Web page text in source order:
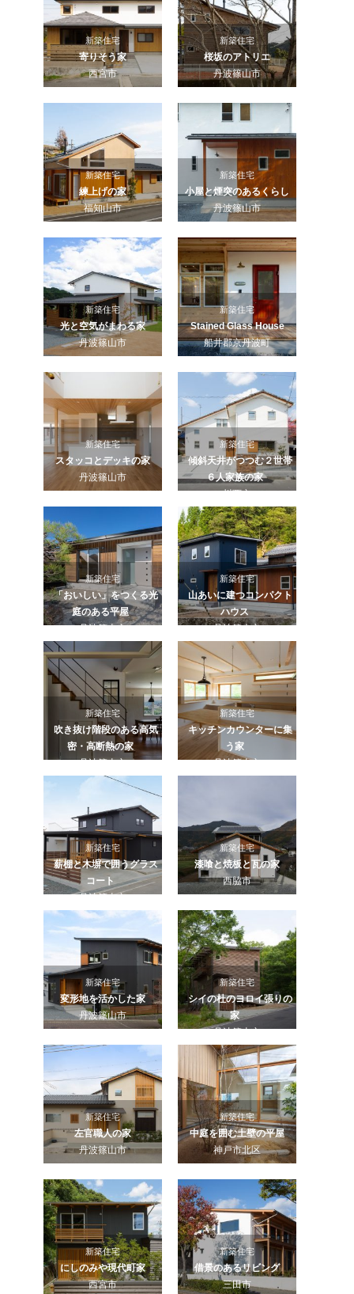
新築住宅
寄りそう家
西宮市
新築住宅
桜坂のアトリエ
丹波篠山市
新築住宅
練上げの家
福知山市
新築住宅
小屋と煙突のあるくらし
丹波篠山市
新築住宅
光と空気がまわる家
丹波篠山市
新築住宅
Stained Glass House
船井郡京丹波町
新築住宅
スタッコとデッキの家
丹波篠山市
新築住宅
傾斜天井がつつむ２世帯
６人家族の家
川西市
新築住宅
「おいしい」をつくる光
庭のある平屋
丹波篠山市
新築住宅
山あいに建つコンパクト
ハウス
丹波篠山市
新築住宅
吹き抜け階段のある高気
密・高断熱の家
丹波篠山市
新築住宅
キッチンカウンターに集
う家
丹波篠山市
新築住宅
薪棚と木塀で囲うグラス
コート
丹波篠山市
新築住宅
漆喰と焼板と瓦の家
西脇市
新築住宅
変形地を活かした家
丹波篠山市
新築住宅
シイの杜のヨロイ張りの
家
丹波篠山市
新築住宅
左官職人の家
丹波篠山市
新築住宅
中庭を囲む土壁の平屋
神戸市北区
新築住宅
にしのみや現代町家
西宮市
新築住宅
借景のあるリビング
三田市